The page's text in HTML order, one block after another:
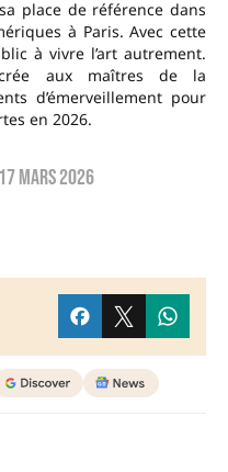
place de référence dans
à Paris. Avec cette
à vivre l’art autrement.
aux maîtres de la
d’émerveillement pour
en 2026.
17 mars 2026